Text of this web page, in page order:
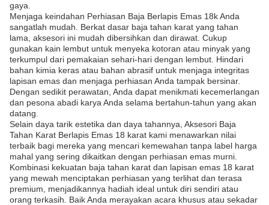
gaya.
Menjaga keindahan Perhiasan Baja Berlapis Emas 18k Anda
sangatlah mudah. Berkat dasar baja tahan karat yang tahan
lama, aksesori ini mudah dibersihkan dan dirawat. Cukup
gunakan kain lembut untuk menyeka kotoran atau minyak yang
terkumpul dari pemakaian sehari-hari dengan lembut. Hindari
bahan kimia keras atau bahan abrasif untuk menjaga integritas
lapisan emas dan menjaga perhiasan Anda tampak bersinar.
Dengan sedikit perawatan, Anda dapat menikmati kecemerlangan
dan pesona abadi karya Anda selama bertahun-tahun yang akan
datang.
Selain daya tarik estetika dan daya tahannya, Aksesori Baja
Tahan Karat Berlapis Emas 18 karat kami menawarkan nilai
terbaik bagi mereka yang mencari kemewahan tanpa label harga
mahal yang sering dikaitkan dengan perhiasan emas murni.
Kombinasi kekuatan baja tahan karat dan lapisan emas 18 karat
yang mewah menciptakan perhiasan yang terlihat dan terasa
premium, menjadikannya hadiah ideal untuk diri sendiri atau
orang terkasih. Baik Anda merayakan acara khusus atau sekadar